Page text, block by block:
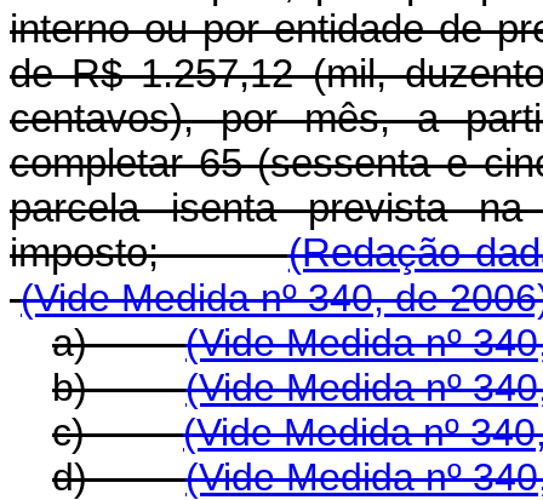
interno ou por entidade de
de R$ 1.257,12 (mil,
centavos), por mês, a
completar 65 (sessenta e
parcela isenta prevista
imposto;(Redação
(Vide Medida nº 340, de
a)(Vide Medida nº
b)(Vide Medida nº
c)(Vide Medida nº
d)(Vide Medida nº